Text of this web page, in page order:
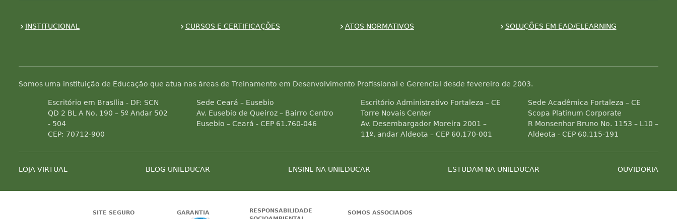
INSTITUCIONAL CURSOS E CERTIFICAÇÕES ATOS NORMATIVOS SOLUÇÕES EM EAD/ELEARNING
Somos uma instituição de Educação que atua nas áreas de Treinamento em Desenvolvimento Profissional e Gerencial desde fevereiro de 2003.
Escritório em Brasília - DF: SCN
QD 2 BL A No. 190 – 5º Andar 502
- 504
CEP: 70712-900
Sede Ceará – Eusebio
Av. Eusebio de Queiroz – Bairro Centro
Eusebio – Ceará - CEP 61.760-046
Escritório Administrativo Fortaleza – CE
Torre Novais Center
Av. Desembargador Moreira 2001 –
11º. andar Aldeota – CEP 60.170-001
Sede Acadêmica Fortaleza – CE
Scopa Platinum Corporate
R Monsenhor Bruno No. 1153 – L10 –
Aldeota - CEP 60.115-191
LOJA VIRTUAL BLOG UNIEDUCAR ENSINE NA UNIEDUCAR ESTUDAM NA UNIEDUCAR OUVIDORIA
SITE SEGURO GARANTIA
RESPONSABILIDADE
SOMOS ASSOCIADOS